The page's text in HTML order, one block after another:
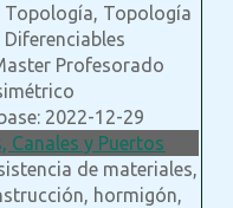
Topología, Topología
Profesorado
2022-12-29
Canales y Puertos
de materiales,
hormigón,